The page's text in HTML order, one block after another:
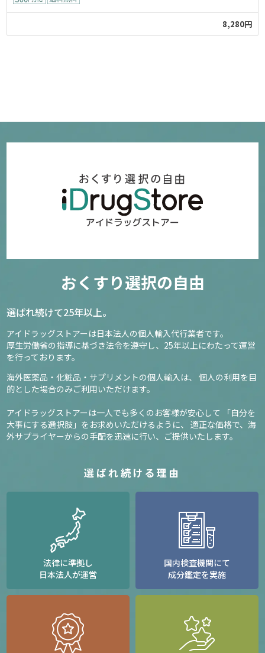
8,280円
おくすり選択の自由
選ばれ続けて25年以上。
アイドラッグストアーは日本法人の個人輸入代行業者です。
厚生労働省の指導に基づき法令を遵守し、 25年以上にわたって運営
を行っております。
海外医薬品・化粧品・サプリメントの個人輸入は、 個人の利用を目
的とした場合のみご利用いただけます。
アイドラッグストアーは一人でも多くのお客様が安心して
「自分を
大事にする選択肢」をお求めいただけるように、 適正な価格で、海
外サプライヤーからの手配を迅速に行い、ご提供いたします。
選ばれ続ける理由
法律に準拠し
日本法人が運営
国内検査機関にて
成分鑑定を実施